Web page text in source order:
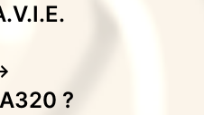
?